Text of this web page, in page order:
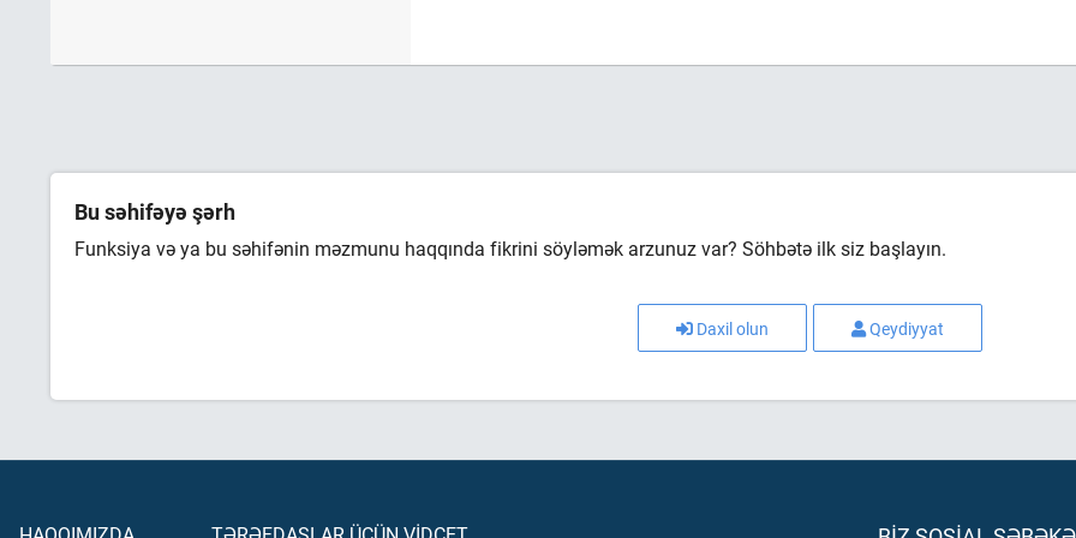
Bu səhifəyə şərh
Funksiya və ya bu səhifənin məzmunu haqqında fikrini söyləmək arzunuz var? Söhbətə ilk siz başlayın.
Daxil olun Qeydiyyat